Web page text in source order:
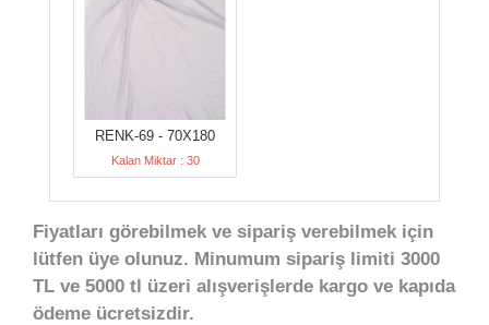
RENK-69 - 70X180
Kalan Miktar : 30
Fiyatları görebilmek ve sipariş verebilmek için
lütfen üye olunuz. Minumum sipariş limiti 3000
TL ve 5000 tl üzeri alışverişlerde kargo ve kapıda
ödeme ücretsizdir.